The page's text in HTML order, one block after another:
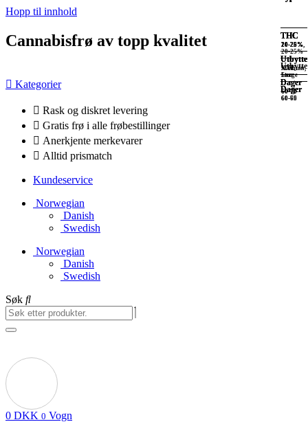
Hopp til innhold
Cannabisfrø av topp kvalitet
Kategorier
Rask og diskret levering
Gratis frø i alle frøbestillinger
Anerkjente merkevarer
Alltid prismatch
Kundeservice
Norwegian
Danish
Swedish
Norwegian
Danish
Swedish
Søk
0 DKK 0 Vogn
THC
20-25%
Utbytte
XXL
Dager
60-70
THC
20-25%
Utbytte
XXL
Dager
60-70
THC
20-25%
Utbytte
Medium,
Large
Dager
60-65
THC
10-20%,
20-25%
Utbytte
Stor
Dager
60-70